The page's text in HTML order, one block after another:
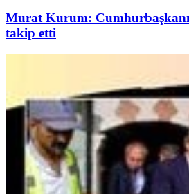
Murat Kurum: Cumhurbaşkanı
takip etti